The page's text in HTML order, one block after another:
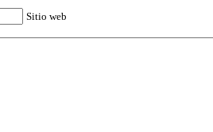
Sitio web